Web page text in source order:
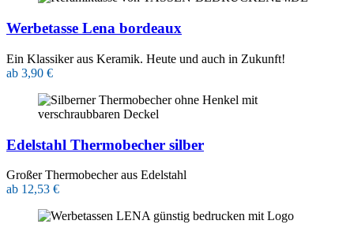
Werbetasse Lena bordeaux
Ein Klassiker aus Keramik. Heute und auch in Zukunft!
ab 3,90 €
Edelstahl Thermobecher silber
Großer Thermobecher aus Edelstahl
ab 12,53 €